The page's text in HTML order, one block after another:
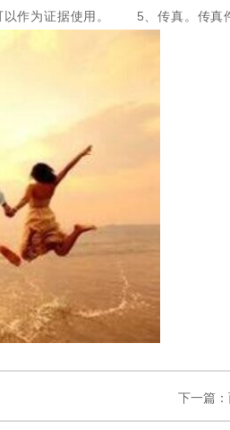
以作为证据使用。 5、传真。传真
下一篇：